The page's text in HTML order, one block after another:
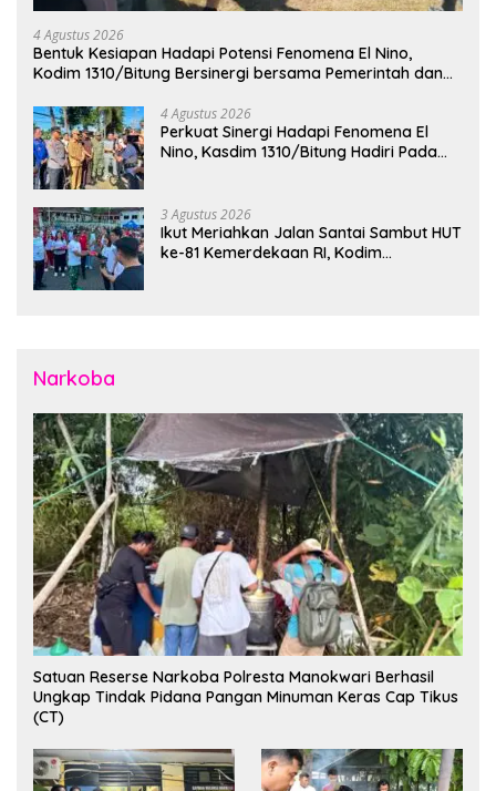
4 Agustus 2026
Bentuk Kesiapan Hadapi Potensi Fenomena El Nino,
Kodim 1310/Bitung Bersinergi bersama Pemerintah dan
Bencana
4 Agustus 2026
Perkuat Sinergi Hadapi Fenomena El
Nino, Kasdim 1310/Bitung Hadiri Pada
3 Agustus 2026
Ikut Meriahkan Jalan Santai Sambut HUT
ke-81 Kemerdekaan RI, Kodim
Narkoba
Satuan Reserse Narkoba Polresta Manokwari Berhasil
Ungkap Tindak Pidana Pangan Minuman Keras Cap Tikus
(CT)